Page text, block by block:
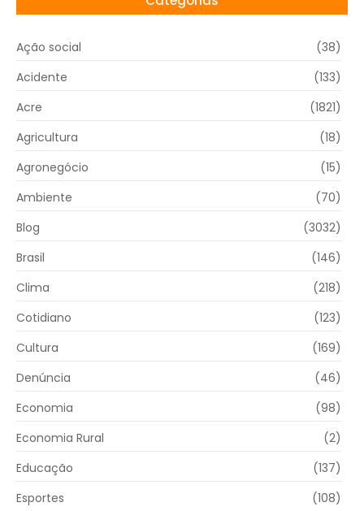
Ação social
(38)
Acidente
(133)
Acre
(1821)
Agricultura
(18)
Agronegócio
(15)
Ambiente
(70)
Blog
(3032)
Brasil
(146)
Clima
(218)
Cotidiano
(123)
Cultura
(169)
Denúncia
(46)
Economia
(98)
Economia Rural
(2)
Educação
(137)
Esportes
(108)